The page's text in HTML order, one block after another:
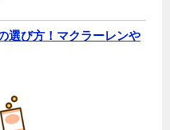
選び方！マクラーレンや